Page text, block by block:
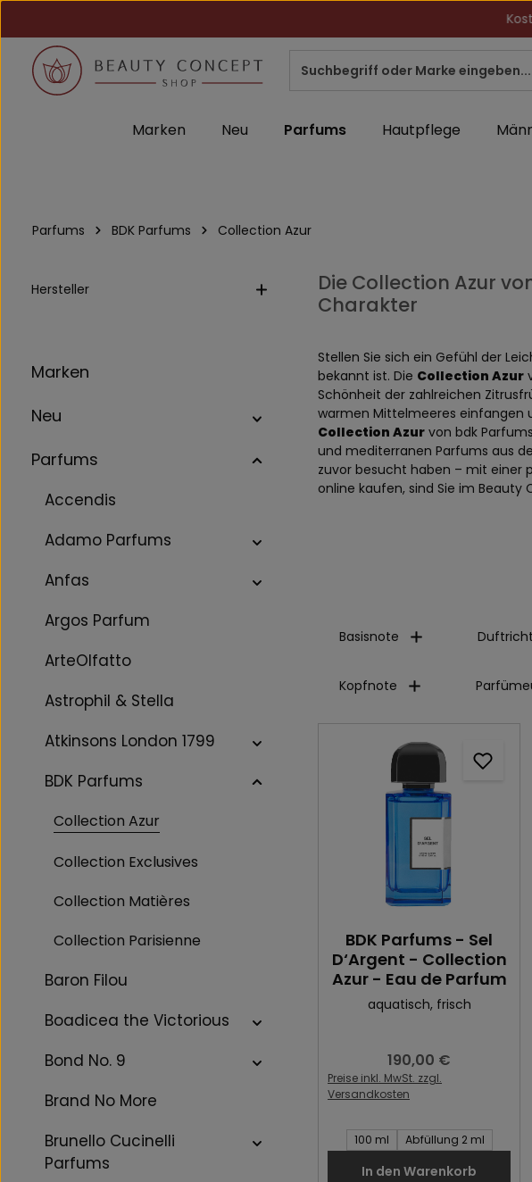
Marken Neu Parfums Hautpflege
Parfums BDK Parfums Collection Azur
Hersteller
Marken
Neu
Parfums
Accendis
Adamo Parfums
Anfas
Argos Parfum
ArteOlfatto
Astrophil & Stella
Atkinsons London 1799
BDK Parfums
Collection Azur
Collection Exclusives
Collection Matières
Collection Parisienne
Baron Filou
Boadicea the Victorious
Bond No. 9
Brand No More
Brunello Cucinelli
Parfums
Die Collection Azur
Charakter
Stellen Sie sich ein Gefühl der
bekannt ist. Die Collection Azur
Schönheit der zahlreichen
warmen Mittelmeeres einfangen
Collection Azur von bdk
und mediterranen Parfums aus
zuvor besucht haben – mit einer
online kaufen, sind Sie im
Basisnote
Kopfnote
BDK Parfums - Sel
D‘Argent - Collection
Azur - Eau de Parfum
aquatisch, frisch
Regulärer Preis:
190,00 €
Preise inkl. MwSt. zzgl.
Versandkosten
Inhalt des Artikel:
100 ml Abfüllung 2 ml
In den Warenkorb